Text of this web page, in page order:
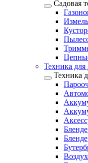
Садовая
Техника для
Техника